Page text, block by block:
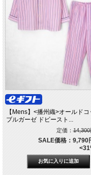
【Mens】<播州織>オールドコ
ブルガーゼ ドビースト...
定価：
SALE価格：9,790